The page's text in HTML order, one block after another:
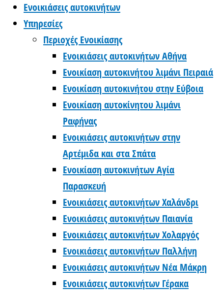
Ενοικιάσεις αυτοκινήτων
Υπηρεσίες
Περιοχές Ενοικίασης
Ενοικιάσεις αυτοκινήτων Αθήνα
Ενοικίαση αυτοκινήτου λιμάνι Πειραιά
Ενοικίαση αυτοκινήτου στην Εύβοια
Ενοικίαση αυτοκίνητου λιμάνι
Ραφήνας
Ενοικιάσεις αυτοκινήτων στην
Αρτέμιδα και στα Σπάτα
Ενοικίαση αυτοκινήτων Αγία
Παρασκευή
Ενοικιάσεις αυτοκινήτων Χαλάνδρι
Ενοικιάσεις αυτοκινήτων Παιανία
Ενοικιάσεις αυτοκινήτων Χολαργός
Ενοικιάσεις αυτοκινήτων Παλλήνη
Ενοικιάσεις αυτοκινήτων Νέα Μάκρη
Ενοικιάσεις αυτοκινήτων Γέρακα